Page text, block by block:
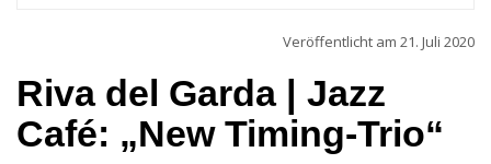
Veröffentlicht am 21. Juli 2020
Riva del Garda | Jazz
Café: „New Timing-Trio“